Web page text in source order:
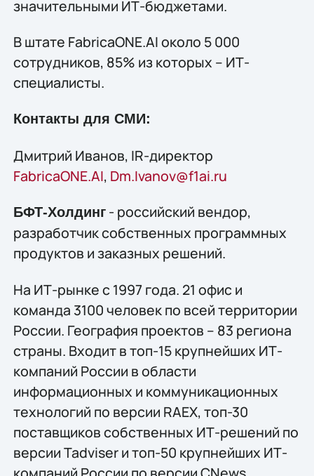
значительными ИТ-бюджетами.
В штате FabricaONE.AI около 5 000
сотрудников, 85% из которых – ИТ-
специалисты.
Контакты для СМИ:
Дмитрий Иванов, IR-директор
FabricaONE.AI, Dm.Ivanov@f1ai.ru
БФТ-Холдинг- российский вендор,
разработчик собственных программных
продуктов и заказных решений.
На ИТ-рынке с 1997 года. 21 офис и
команда 3100 человек по всей территории
России. География проектов – 83 региона
страны. Входит в топ-15 крупнейших ИТ-
компаний России в области
информационных и коммуникационных
технологий по версии RAEX, топ-30
поставщиков собственных ИТ-решений по
версии Tadviser и топ-50 крупнейших ИТ-